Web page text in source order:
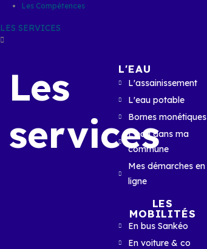
Les Compétences
LES SERVICES
Les
services
L'EAU
L'assainissement
L'eau potable
Bornes monétiques
L'eau dans ma
commune
Mes démarches en
ligne
LES
MOBILITÉS
En bus Sankéo
En voiture & co